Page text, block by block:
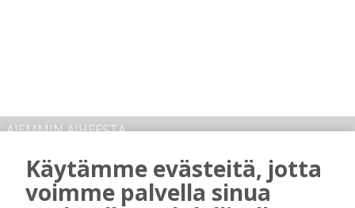
AIEMMIN AIHEESTA
Biokaasu, Hingunniemi, tiet,
rahoitusasiat, työllisyys, lääkäripula… –
Käytämme evästeitä, jotta
voimme palvella sinua